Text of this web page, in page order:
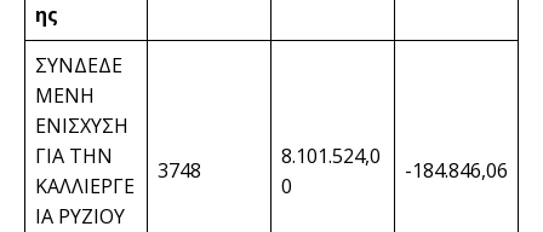
ης
ΣΥΝΔΕΔΕ
ΜΕΝΗ
ΕΝΙΣΧΥΣΗ
ΓΙΑ ΤΗΝ
ΚΑΛΛΙΕΡΓΕ
ΙΑ ΡΥΖΙΟΥ
3748
8.101.524,0
0
-184.846,06